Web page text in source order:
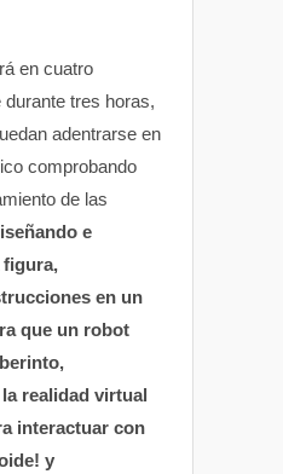
en cuatro
tres horas,
adentrarse en
comprobando
de las
e
figura,
en un
que un robot
realidad virtual
interactuar con
y